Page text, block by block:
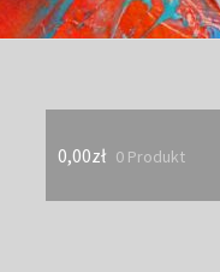
0,00zł 0 Produkt